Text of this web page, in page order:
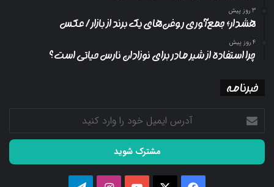
3 روز پیش
هشدار؛ جمع‌آوری روغن‌های یک برند از بازار/ عکس
4 روز پیش
چرا استفاده از شیر مادر برای نوزادان نارس حیاتی است؟
خبرنامه
آدرس
ایمیل
خود
وارد